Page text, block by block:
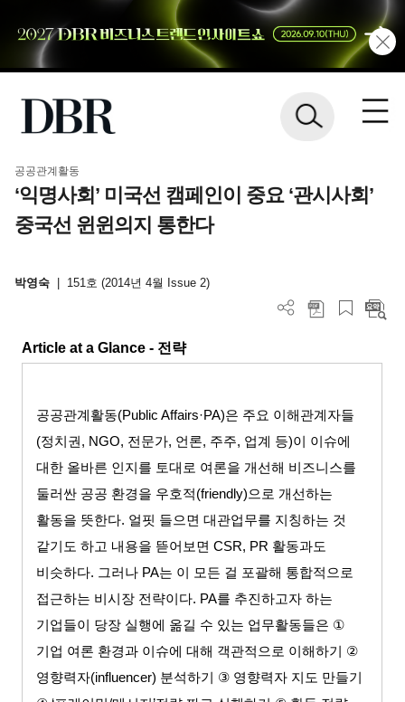
공공관계활동
‘익명사회’ 미국선 캠페인이 중요 ‘관시사회’
중국선 윈윈의지 통한다
박영숙 151호 (2014년 4월 Issue 2)
Article at a Glance - 전략
공공관계활동(Public Affairs·PA)은 주요 이해관계자들
(정치권 , NGO, 전문가, 언론, 주주, 업계 등)이 이슈에
대한 올바른 인지를 토대로 여론을 개선해 비즈니스를
둘러싼 공공 환경을 우호적(friendly)으로 개선하는
활동을 뜻한다. 얼핏 들으면 대관업무를 지칭하는 것
같기도 하고 내용을 뜯어보면 CSR, PR 활동과도
비슷하다. 그러나 PA는 이 모든 걸 포괄해 통합적으로
접근하는 비시장 전략이다. PA를 추진하고자 하는
기업들이 당장 실행에 옮길 수 있는 업무활동들은 ①
기업 여론 환경과 이슈에 대해 객관적으로 이해하기
②
영향력자(influencer) 분석하기 ③ 영향력자 지도 만들기